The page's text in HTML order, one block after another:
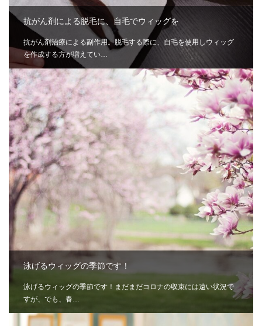
抗がん剤による脱毛に、自毛でウィッグを
抗がん剤治療による副作用。脱毛する際に、自毛を使用しウィッグ
を作成する方が増えてい…
泳げるウィッグの季節です！
泳げるウィッグの季節です！まだまだコロナの収束には遠い状況で
すが、でも、春…